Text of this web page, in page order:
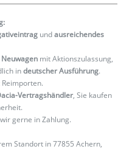
undausreichendes
Neuwagen mit Aktionszulassung,
indeutscher Ausführung.
Vertragshändler, Sie kaufen
gerne in Zahlung.
Standort in 77855 Achern,